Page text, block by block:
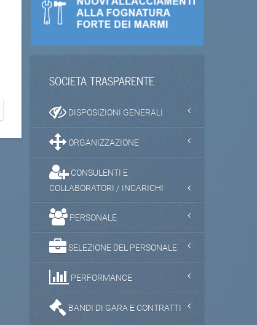
SOCIETA TRASPARENTE
DISPOSIZIONI GENERALI
ORGANIZZAZIONE
CONSULENTI E
COLLABORATORI / INCARICHI
PERSONALE
SELEZIONE DEL PERSONALE
PERFORMANCE
BANDI DI GARA E CONTRATTI